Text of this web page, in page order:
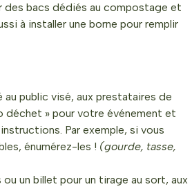
des bacs dédiés au compostage et
à installer une borne pour remplir
public visé, aux prestataires de
déchet » pour votre événement et
Par exemple, si vous
énumérez-les ! (gourde, tasse,
un billet pour un tirage au sort, aux